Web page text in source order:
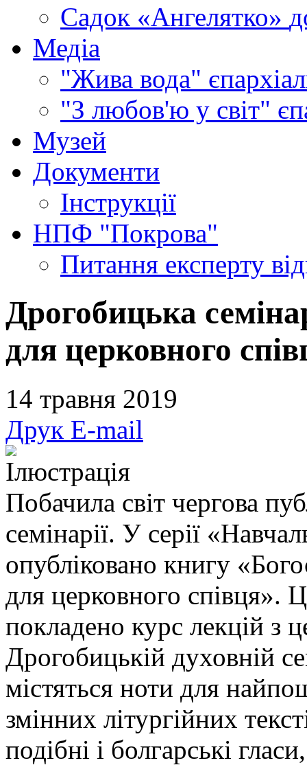
Садок «Ангелятко»
Медіа
"Жива вода"
"З любов'ю у світ"
Музей
Документи
Інструкції
НПФ "Покрова"
Питання експерту
Дрогобицька
для церковного
14 травня 2019
Друк E-mail
Ілюстрація
Побачила світ чергова
семінарії. У серії
опубліковано книгу
для церковного співця».
покладено курс лекцій з
Дрогобицькій духовній
містяться ноти для
змінних літургійних
подібні і болгарські